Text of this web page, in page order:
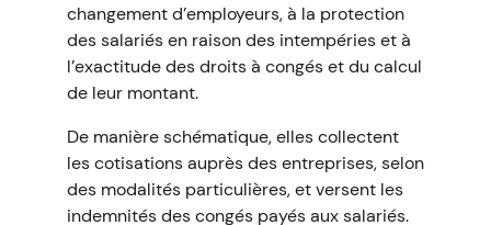
changement d’employeurs, à la protection
des salariés en raison des intempéries et à
l’exactitude des droits à congés et du calcul
de leur montant.
De manière schématique, elles collectent
les cotisations auprès des entreprises, selon
des modalités particulières, et versent les
indemnités des congés payés aux salariés.